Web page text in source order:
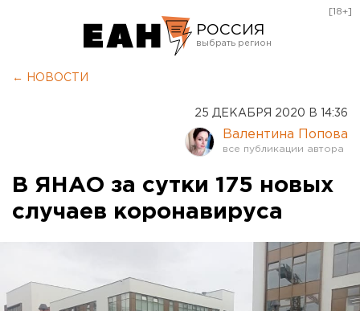
РОССИЯ
Курган
Оренбург
[18+]
← НОВОСТИ
25 ДЕКАБРЯ 2020 В 14:36
Валентина Попова
В ЯНАО за сутки 175 новых
случаев коронавируса